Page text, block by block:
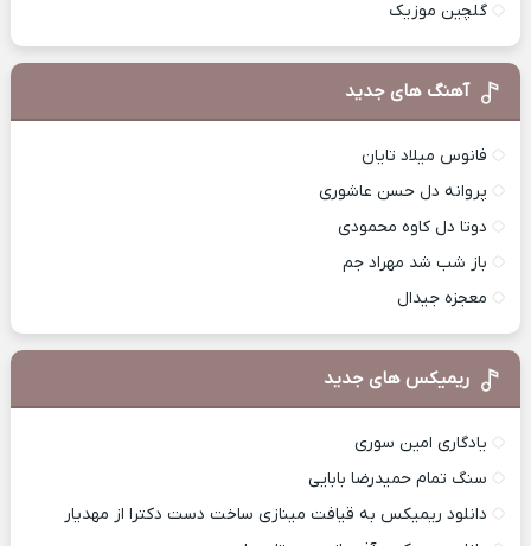
گلچین موزیک
آهنگ های جدید
فانوس میلاد تایان
پروانه دل حسن عاشوری
دوتا دل کاوه محمودی
باز شب شد مهراد جم
معجزه جیدال
ریمیکس های جدید
یادگاری امین سوری
سنگ تمام حمیدرضا بابایی
دانلود ریمیکس به قیافت مینازی ساخت دست دکترا از مهدیار